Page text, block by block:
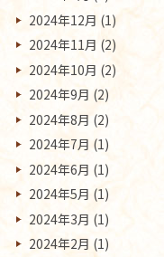
2024年12月 (1)
2024年11月 (2)
2024年10月 (2)
2024年9月 (2)
2024年8月 (2)
2024年7月 (1)
2024年6月 (1)
2024年5月 (1)
2024年3月 (1)
2024年2月 (1)